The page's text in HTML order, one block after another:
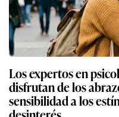
Los expertos en
disfrutan de los
sensibilidad a los